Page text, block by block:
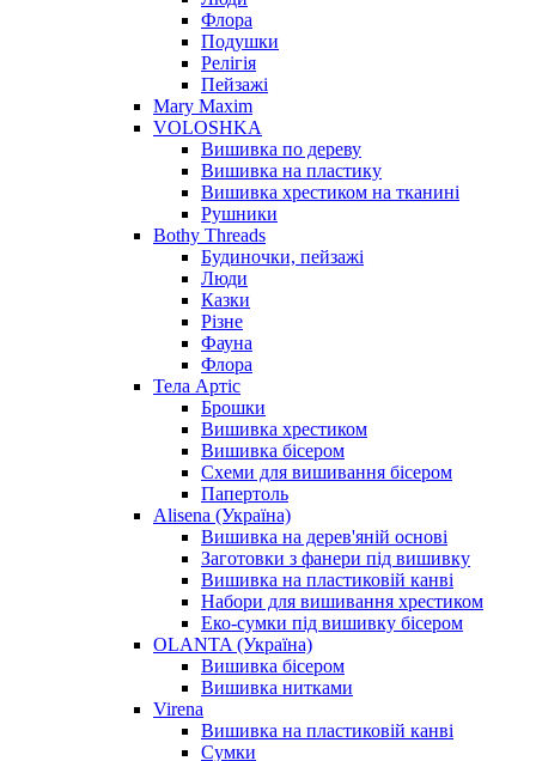
Флора
Подушки
Релігія
Пейзажі
Mary Maxim
VOLOSHKA
Вишивка по дереву
Вишивка на пластику
Вишивка хрестиком на тканині
Рушники
Bothy Threads
Будиночки, пейзажі
Люди
Казки
Різне
Фауна
Флора
Тела Артіс
Брошки
Вишивка хрестиком
Вишивка бісером
Схеми для вишивання бісером
Папертоль
Alisena (Україна)
Вишивка на дерев'яній основі
Заготовки з фанери під вишивку
Вишивка на пластиковій канві
Набори для вишивання хрестиком
Еко-сумки під вишивку бісером
OLANTA (Україна)
Вишивка бісером
Вишивка нитками
Virena
Вишивка на пластиковій канві
Сумки